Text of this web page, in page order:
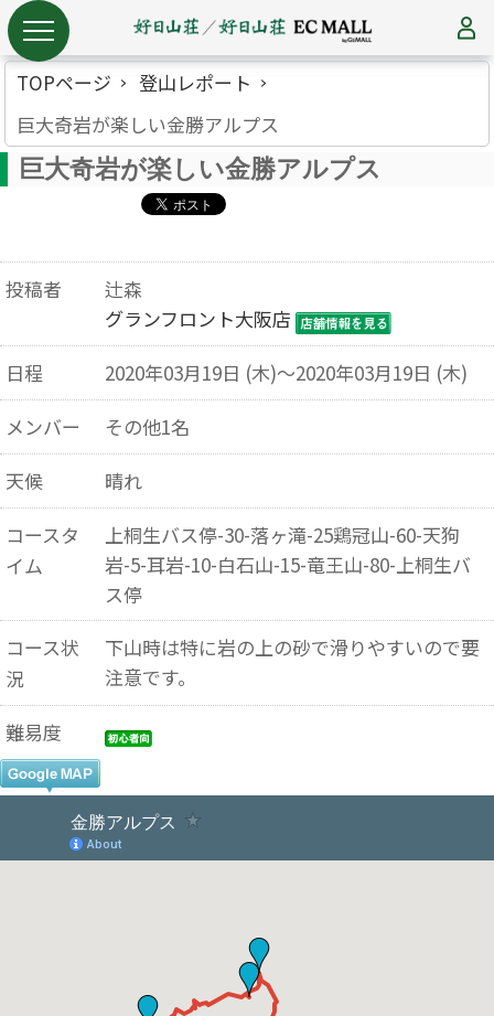
TOPページ
登山レポート
巨大奇岩が楽しい金勝アルプス
巨大奇岩が楽しい金勝アルプス
投稿者
辻森
グランフロント大阪店
日程
2020年03月19日 (木)～2020年03月19日 (木)
メンバー
その他1名
天候
晴れ
コースタ
イム
上桐生バス停-30-落ヶ滝-25鶏冠山-60-天狗
岩-5-耳岩-10-白石山-15-竜王山-80-上桐生バ
ス停
コース状
況
下山時は特に岩の上の砂で滑りやすいので要
注意です。
難易度